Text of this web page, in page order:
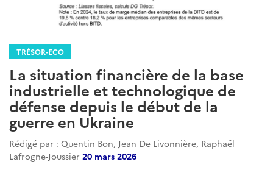
TRÉSOR-ECO
La situation financière de la base
industrielle et technologique de
défense depuis le début de la
guerre en Ukraine
Rédigé par : Quentin Bon, Jean De Livonnière, Raphaël
Lafrogne-Joussier 20 mars 2026